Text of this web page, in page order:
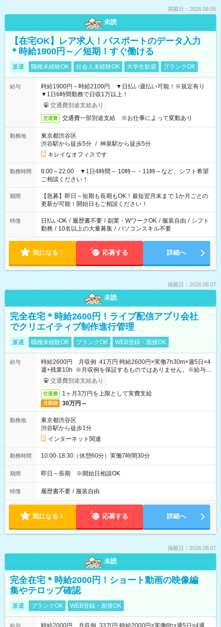
掲載日：2026.08.05
未読
【在宅OK】レア求人！パスポートのデータ入力
＊時給1900円～／短期！すぐ働ける
派遣 職種未経験OK 社会人未経験OK 大学生歓迎 ブランクOK
給与
時給1900円～時給2100円 ▼日払い週払い可能！※規定有り
▼1日6時間勤務で日収1万以上！
交通費別途支給あり
交通費 交通費一部別途支給 ※お仕事によって変動あり
勤務地
東京都渋谷区
渋谷駅から徒歩5分 / 神泉駅から徒歩5分
キレイなオフィスです
勤務時間
8:00～22:00 ▼1日4時間～ 10時～・11時～など、シフト希望
ご相談ください！
期間
【急募】即日～短期も長期もOK！最短翌月末まで 1か月ごとの
更新が可能！開始日もご相談ください！
特徴 日払いOK / 履歴書不要 / 副業・WワークOK / 服装自由 / シフト
勤務 / 10名以上の大量募集 / パソコンスキル不要
気になる！ 応募する 詳細へ
掲載日：2026.08.07
未読
完全在宅＊時給2600円！ライブ配信アプリ会社
でクリエイティブ制作進行管理
派遣 職種未経験OK ブランクOK WEB登録・面接OK
給与
時給2600円 月収例 41万円 時給2600円×実働7h30m×週5日×4
週+残業10h ※月収例を保証するものではありません。※給与即
受取りサービス利用可（利用条件有）
交通費別途支給あり
交通費 1ヶ月3万円を上限として実費支給
月収例 30万円～
勤務地
東京都渋谷区
渋谷駅から徒歩1分
インターネット関連
勤務時間 10:00-18:30（休憩60分）実働7時間30分
期間 即日～長期 ※開始日相談OK
特徴 履歴書不要 / 服装自由
気になる！ 応募する 詳細へ
掲載日：2026.08.07
未読
完全在宅＊時給2000円！ショート動画の映像編
集やテロップ確認
派遣 ブランクOK WEB登録・面接OK
給与 時給2000円 月収例 33万円 時給2000円×実働8h×週5日×4週